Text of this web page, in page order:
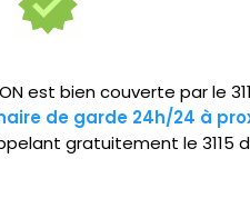
est bien couverte par le
de garde 24h/24 à
gratuitement le 3115